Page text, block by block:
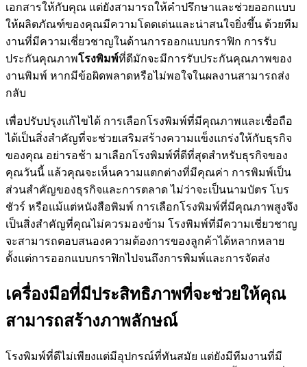
เอกสารให้กับคุณ แต่ยังสามารถให้คำปรึกษาและช่วยออกแบบ
ให้ผลิตภัณฑ์ของคุณมีความโดดเด่นและน่าสนใจยิ่งขึ้น ด้วยทีม
งานที่มีความเชี่ยวชาญในด้านการออกแบบกราฟิก การรับ
ประกันคุณภาพโรงพิมพ์ที่ดีมักจะมีการรับประกันคุณภาพของ
งานพิมพ์ หากมีข้อผิดพลาดหรือไม่พอใจในผลงานสามารถส่ง
กลับ
เพื่อปรับปรุงแก้ไขได้ การเลือกโรงพิมพ์ที่มีคุณภาพและเชื่อถือ
ได้เป็นสิ่งสำคัญที่จะช่วยเสริมสร้างความแข็งแกร่งให้กับธุรกิจ
ของคุณ อย่ารอช้า มาเลือกโรงพิมพ์ที่ดีที่สุดสำหรับธุรกิจของ
คุณวันนี้ แล้วคุณจะเห็นความแตกต่างที่มีคุณค่า การพิมพ์เป็น
ส่วนสำคัญของธุรกิจและการตลาด ไม่ว่าจะเป็นนามบัตร โบร
ชัวร์ หรือแม้แต่หนังสือพิมพ์ การเลือกโรงพิมพ์ที่มีคุณภาพสูงจึง
เป็นสิ่งสำคัญที่คุณไม่ควรมองข้าม โรงพิมพ์ที่มีความเชี่ยวชาญ
จะสามารถตอบสนองความต้องการของลูกค้าได้หลากหลาย
ตั้งแต่การออกแบบกราฟิกไปจนถึงการพิมพ์และการจัดส่ง
เครื่องมือที่มีประสิทธิภาพที่จะช่วยให้คุณ
สามารถสร้างภาพลักษณ์
โรงพิมพ์ที่ดีไม่เพียงแต่มีอุปกรณ์ที่ทันสมัย แต่ยังมีทีมงานที่มี